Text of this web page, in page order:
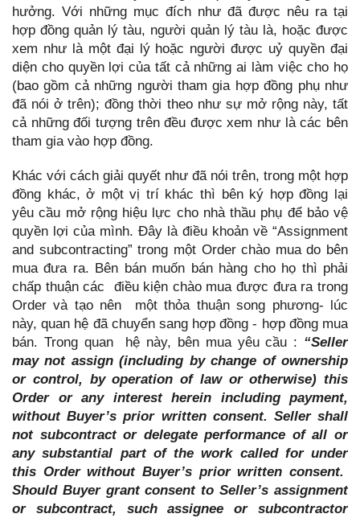
hưởng. Với những mục đích như đã được nêu ra tại
hợp đồng quản lý tàu, người quản lý tàu là, hoặc được
xem như là một đại lý hoặc người được uỷ quyền đại
diện cho quyền lợi của tất cả những ai làm việc cho họ
(bao gồm cả những người tham gia hợp đồng phụ như
đã nói ở trên); đồng thời theo như sự mở rộng này, tất
cả những đối tượng trên đều được xem như là các bên
tham gia vào hợp đồng.
Khác với cách giải quyết như đã nói trên, trong một hợp
đồng khác, ở một vị trí khác thì bên ký hợp đồng lại
yêu cầu mở rộng hiệu lực cho nhà thầu phụ để bảo vệ
quyền lợi của mình. Đây là điều khoản về “Assignment
and subcontracting” trong một Order chào mua do bên
mua đưa ra. Bên bán muốn bán hàng cho họ thì phải
chấp thuận các điều kiện chào mua được đưa ra trong
Order và tạo nên một thỏa thuận song phương- lúc
này, quan hệ đã chuyển sang hợp đồng - hợp đồng mua
bán. Trong quan hệ này, bên mua yêu cầu : “Seller
may not assign (including by change of ownership
or control, by operation of law or otherwise) this
Order or any interest herein including payment,
without Buyer’s prior written consent. Seller shall
not subcontract or delegate performance of all or
any substantial part of the work called for under
this Order without Buyer’s prior written consent.
Should Buyer grant consent to Seller’s assignment
or subcontract, such assignee or subcontractor